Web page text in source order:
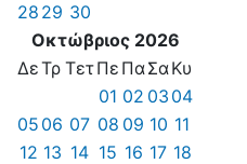
28 29 30
Οκτώβριος 2026
ΔεΤρ ΤετΠε ΠαΣαΚυ
01 02 03 04
05 06 07 08 09 10 11
12 13 14 15 16 17 18